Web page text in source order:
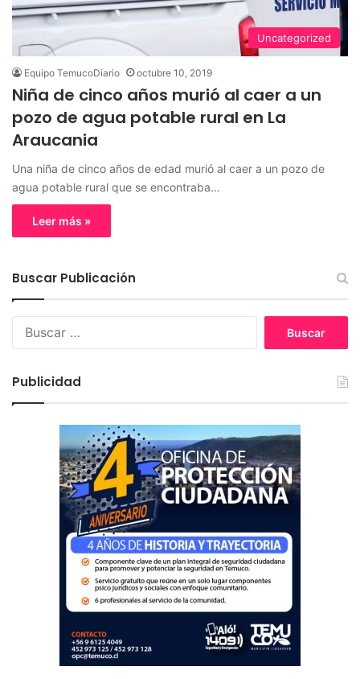
Uncategorized
Equipo TemucoDiario octubre 10, 2019
Niña de cinco años murió al caer a un
pozo de agua potable rural en La
Araucania
Una niña de cinco años de edad murió al caer a un pozo de
agua potable rural que se encontraba…
Leer más »
Buscar Publicación
:
Publicidad